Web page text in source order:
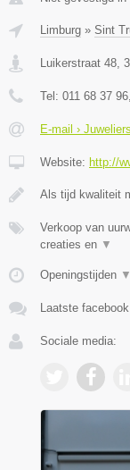
Limburg » Sint
Luikerstraat 48
Tel: 011 68 37 96
E-mail ›
Website: http://
Als tijd kwaliteit
Verkoop van
creaties en ▼
Openingstijden ▼
Laatste
Sociale media: